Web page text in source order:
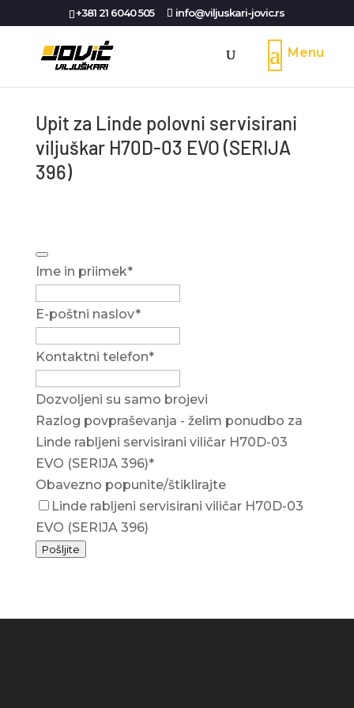
+381 21 6040 505 info@viljuskari-jovic.rs
Upit za Linde polovni servisirani
viljuškar H70D-03 EVO (SERIJA
396)
Ime in priimek*
E-poštni naslov*
Kontaktni telefon*
Dozvoljeni su samo brojevi
Razlog povpraševanja - želim ponudbo za
Linde rabljeni servisirani viličar H70D-03
EVO (SERIJA 396)*
Obavezno popunite/štiklirajte
Linde rabljeni servisirani viličar H70D-03
EVO (SERIJA 396)
Pošljite